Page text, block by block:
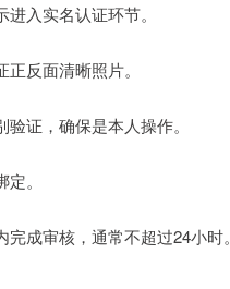
入实名认证环节。
反面清晰照片。
证，确保是本人操作。
。
成审核，通常不超过24小时。